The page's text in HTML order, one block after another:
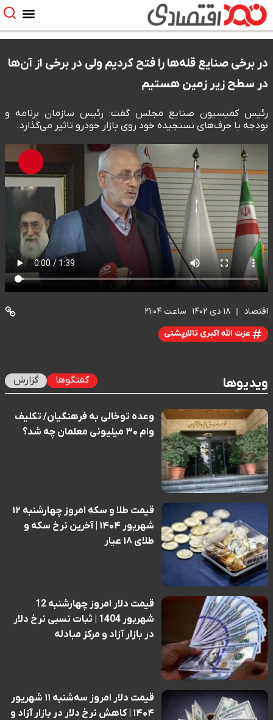
در برخی صنایع قله‌ها را فتح کردیم ولی در برخی از آن‌ها
در سطح زیر زمین هستیم
رئیس کمیسیون صنایع مجلس گفت: رئیس سازمان برنامه و
بودجه با حرف‌های نسنجیده خود روی بازار خودرو تاثیر می‌گذارد.
اقتصاد ۱۸ دی ۱۴۰۲ ساعت ۲۱:۰۴
عزت الله اکبری تالارپشتی
ویدیوها گفتگوها گزارش
وعده توخالی به فرهنگیان/ تکلیف
وام ۳۰ میلیونی معلمان چه شد؟
قیمت طلا و سکه امروز چهارشنبه ۱۲
شهریور ۱۴۰۴ | آخرین نرخ سکه و
طلای ۱۸ عیار
قیمت دلار امروز چهارشنبه 12
شهریور 1404 | ثبات نسبی نرخ دلار
در بازار آزاد و مرکز مبادله
قیمت دلار امروز سه‌شنبه ۱۱ شهریور
۱۴۰۴ | کاهش نرخ دلار در بازار آزاد و